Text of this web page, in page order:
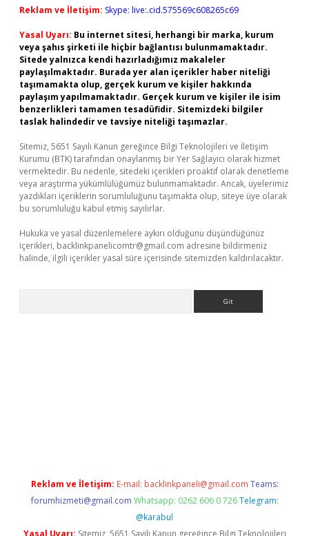
Reklam ve İletişim: Skype: live:.cid.575569c608265c69
Yasal Uyarı: Bu internet sitesi, herhangi bir marka, kurum
veya şahıs şirketi ile hiçbir bağlantısı bulunmamaktadır.
Sitede yalnızca kendi hazırladığımız makaleler
paylaşılmaktadır. Burada yer alan içerikler haber niteliği
taşımamakta olup, gerçek kurum ve kişiler hakkında
paylaşım yapılmamaktadır. Gerçek kurum ve kişiler ile isim
benzerlikleri tamamen tesadüfidir. Sitemizdeki bilgiler
taslak halindedir ve tavsiye niteliği taşımazlar.
Sitemiz, 5651 Sayılı Kanun gereğince Bilgi Teknolojileri ve İletişim
Kurumu (BTK) tarafından onaylanmış bir Yer Sağlayıcı olarak hizmet
vermektedir. Bu nedenle, sitedeki içerikleri proaktif olarak denetleme
veya araştırma yükümlülüğümüz bulunmamaktadır. Ancak, üyelerimiz
yazdıkları içeriklerin sorumluluğunu taşımakta olup, siteye üye olarak
bu sorumluluğu kabul etmiş sayılırlar.
Hukuka ve yasal düzenlemelere aykırı olduğunu düşündüğünüz
içerikleri, backlinkpanelicomtr@gmail.com adresine bildirmeniz
halinde, ilgili içerikler yasal süre içerisinde sitemizden kaldırılacaktır.
Reklam ve İletişim: E-mail: backlinkpaneli@gmail.com Teams:
forumhizmeti@gmail.com Whatsapp: 0262 606 0 726 Telegram:
@karabul
Yasal Uyarı: Sitemiz, 5651 Sayılı Kanun gereğince Bilgi Teknolojileri